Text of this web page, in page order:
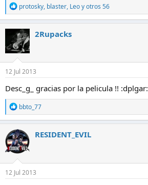
R
e
a
c
c
i
o
n
e
s
:
protosky, blaster, Leoy otros 56
2Rupacks
12 Jul 2013
Desc_g_ gracias por la pelicula !! :dplgar:
R
e
a
c
c
i
o
n
e
s
bbto_77
RESIDENT_EVIL
12 Jul 2013